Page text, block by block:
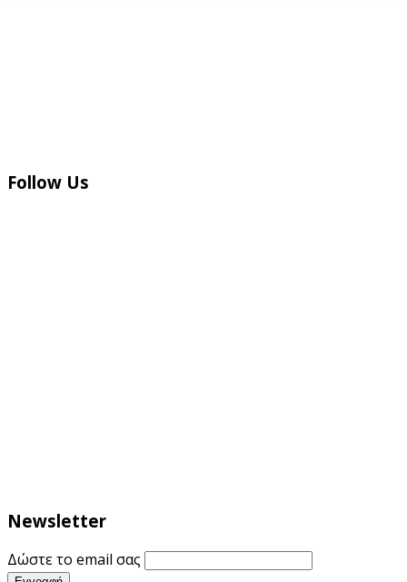
Follow Us
Newsletter
Δώστε το email σας